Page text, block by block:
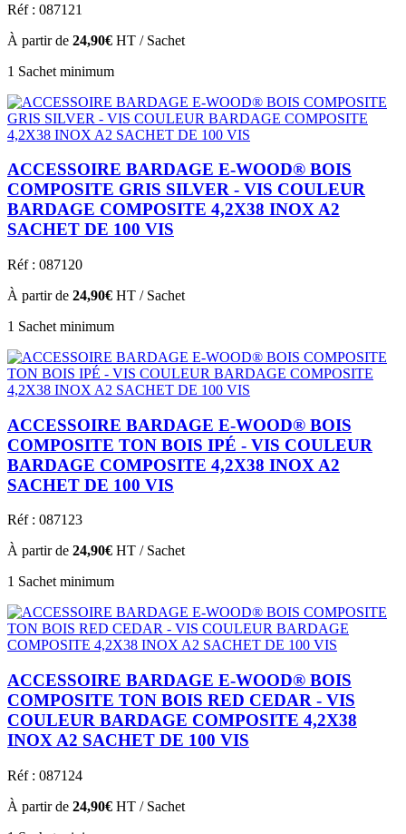
Réf : 087121
À partir de 24,90€ HT / Sachet
1 Sachet minimum
ACCESSOIRE BARDAGE E-WOOD® BOIS
COMPOSITE GRIS SILVER - VIS COULEUR
BARDAGE COMPOSITE 4,2X38 INOX A2
SACHET DE 100 VIS
Réf : 087120
À partir de 24,90€ HT / Sachet
1 Sachet minimum
ACCESSOIRE BARDAGE E-WOOD® BOIS
COMPOSITE TON BOIS IPÉ - VIS COULEUR
BARDAGE COMPOSITE 4,2X38 INOX A2
SACHET DE 100 VIS
Réf : 087123
À partir de 24,90€ HT / Sachet
1 Sachet minimum
ACCESSOIRE BARDAGE E-WOOD® BOIS
COMPOSITE TON BOIS RED CEDAR - VIS
COULEUR BARDAGE COMPOSITE 4,2X38
INOX A2 SACHET DE 100 VIS
Réf : 087124
À partir de 24,90€ HT / Sachet